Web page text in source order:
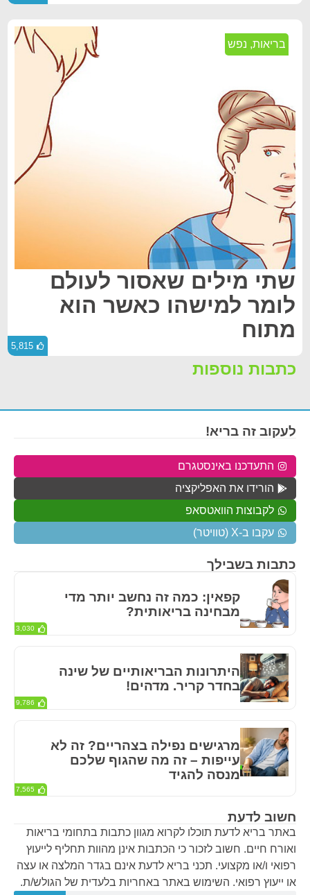
בריאות, נפש
שתי מילים שאסור לעולם
לומר למישהו כאשר הוא
מתוח
5,815
כתבות נוספות
חשוב לדעת
באתר בריא לדעת תוכלו לקרוא מגוון כתבות בתחומי בריאות
ואורח חיים. חשוב לזכור כי הכתבות אינן מהוות תחליף לייעוץ
רפואי ו/או מקצועי. תכני בריא לדעת אינם בגדר המלצה או עצה
או ייעוץ רפואי. השימוש באתר באחריות בלעדית של הגולש/ת.
כתבות בשבילך
קפאין: כמה זה נחשב יותר מדי
מבחינה בריאותית?
3,030
היתרונות הבריאותיים של שינה
בחדר קריר. מדהים!
9,786
מרגישים נפילה בצהריים? זה לא
עייפות – זה מה שהגוף שלכם
מנסה להגיד
7,565
לעקוב זה בריא!
התעדכנו באינסטגרם
הורידו את האפליקציה
לקבוצות הוואטסאפ
עקבו ב-X (טוויטר)